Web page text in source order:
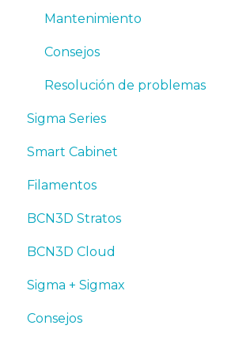
Mantenimiento
Consejos
Resolución de problemas
Sigma Series
Manuales y descargas
Primeros pasos
Mantenimiento
Consejos
Troubleshooting
Smart Cabinet
Manuales y Descargas
Primeros pasos
Mantenimiento
Resolución de problemas
Filamentos
Consejos
PLA
Tough PLA
TPU
BCN3D Stratos
BCN3D Cloud
BCN3D Cloud Teams
Sigma + Sigmax
Manuales y descargas
Consejos